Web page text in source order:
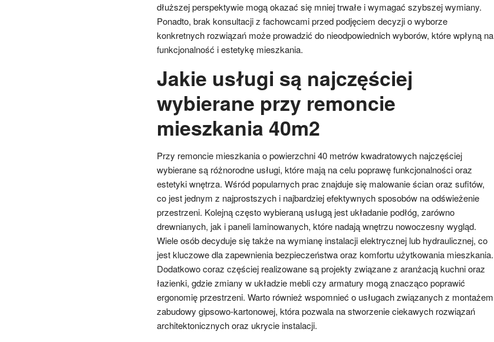
dłuższej perspektywie mogą okazać się mniej trwałe i wymagać szybszej wymiany.
Ponadto, brak konsultacji z fachowcami przed podjęciem decyzji o wyborze
konkretnych rozwiązań może prowadzić do nieodpowiednich wyborów, które wpłyną na
funkcjonalność i estetykę mieszkania.
Jakie usługi są najczęściej
wybierane przy remoncie
mieszkania 40m2
Przy remoncie mieszkania o powierzchni 40 metrów kwadratowych najczęściej
wybierane są różnorodne usługi, które mają na celu poprawę funkcjonalności oraz
estetyki wnętrza. Wśród popularnych prac znajduje się malowanie ścian oraz sufitów,
co jest jednym z najprostszych i najbardziej efektywnych sposobów na odświeżenie
przestrzeni. Kolejną często wybieraną usługą jest układanie podłóg, zarówno
drewnianych, jak i paneli laminowanych, które nadają wnętrzu nowoczesny wygląd.
Wiele osób decyduje się także na wymianę instalacji elektrycznej lub hydraulicznej, co
jest kluczowe dla zapewnienia bezpieczeństwa oraz komfortu użytkowania mieszkania.
Dodatkowo coraz częściej realizowane są projekty związane z aranżacją kuchni oraz
łazienki, gdzie zmiany w układzie mebli czy armatury mogą znacząco poprawić
ergonomię przestrzeni. Warto również wspomnieć o usługach związanych z montażem
zabudowy gipsowo-kartonowej, która pozwala na stworzenie ciekawych rozwiązań
architektonicznych oraz ukrycie instalacji.